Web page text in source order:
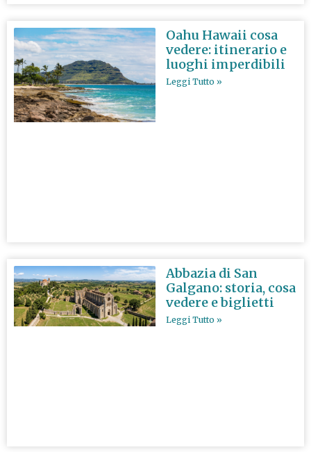
Oahu Hawaii cosa
vedere: itinerario e
luoghi imperdibili
Leggi Tutto »
Abbazia di San
Galgano: storia, cosa
vedere e biglietti
Leggi Tutto »